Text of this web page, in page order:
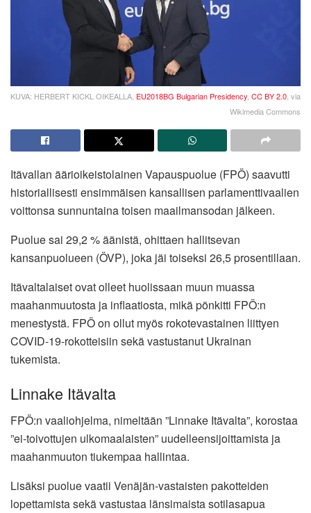
KUVA: HERBERT KICKL OIKEALLA, EU2018BG Bulgarian Presidency CC BY 2.0 , via
Wikimedia Commons
Itävallan äärioikeistolainen Vapauspuolue (FPÖ) saavutti
historiallisesti ensimmäisen kansallisen parlamenttivaalien
voittonsa sunnuntaina toisen maailmansodan jälkeen.
Puolue sai 29,2 % äänistä, ohittaen hallitsevan
kansanpuolueen (ÖVP), joka jäi toiseksi 26,5 prosentillaan.
Itävaltalaiset ovat olleet huolissaan muun muassa
maahanmuutosta ja inflaatiosta, mikä pönkitti FPÖ:n
menestystä. FPÖ on ollut myös rokotevastainen liittyen
COVID-19-rokotteisiin sekä vastustanut Ukrainan
tukemista.
Linnake Itävalta
FPÖ:n vaaliohjelma, nimeltään ”Linnake Itävalta”, korostaa
”ei-toivottujen ulkomaalaisten” uudelleensijoittamista ja
maahanmuuton tiukempaa hallintaa.
Lisäksi puolue vaatii Venäjän-vastaisten pakotteiden
lopettamista sekä vastustaa länsimaista sotilasapua